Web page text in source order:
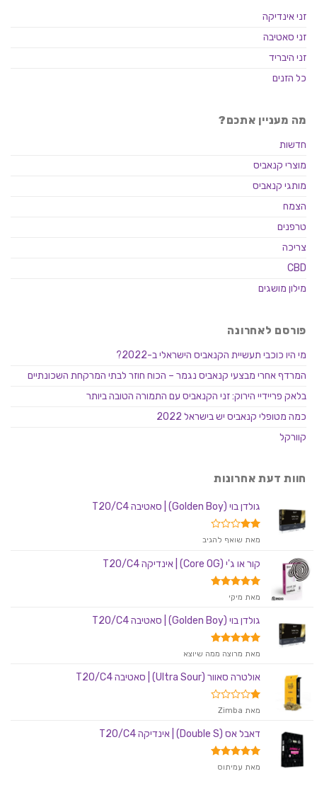
זני אינדיקה
זני סאטיבה
זני היבריד
כל הזנים
מה מעניין אתכם?
חדשות
מוצרי קנאביס
מותגי קנאביס
הצמח
טרפנים
צריכה
CBD
מילון מושגים
פורסם לאחרונה
מי היו כוכבי תעשיית הקנאביס הישראלי ב-2022?
המרדף אחרי מבצעי קנאביס נגמר – הכוח חוזר לבתי המרקחת השכונתיים
בלאק פריידיי הירוק: זני הקנאביס עם התמורה הטובה ביותר
כמה מטופלי קנאביס יש בישראל 2022
קוורקל
חוות דעת אחרונות
גולדן בוי (Golden Boy) | סאטיבה T20/C4
דורג
5
מאת שואף להגיב
קור או ג'י (Core OG) | אינדיקה T20/C4
דורג5
מאת מיקי
גולדן בוי (Golden Boy) | סאטיבה T20/C4
דורג5
מאת מרוצה ממה שיוצא
אולטרה סאוור (Ultra Sour) | סאטיבה T20/C4
דורג
5
מאת Zimba
דאבל אס (Double S) | אינדיקה T20/C4
דורג5
מאת עמיתוס